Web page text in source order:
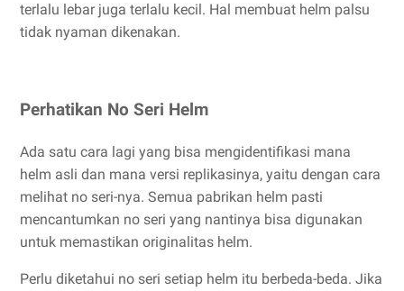
terlalu lebar juga terlalu kecil. Hal membuat helm palsu
tidak nyaman dikenakan.
Perhatikan No Seri Helm
Ada satu cara lagi yang bisa mengidentifikasi mana
helm asli dan mana versi replikasinya, yaitu dengan cara
melihat no seri-nya. Semua pabrikan helm pasti
mencantumkan no seri yang nantinya bisa digunakan
untuk memastikan originalitas helm.
Perlu diketahui no seri setiap helm itu berbeda-beda. Jika